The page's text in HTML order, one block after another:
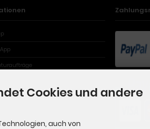
Cookies und andere
auch von